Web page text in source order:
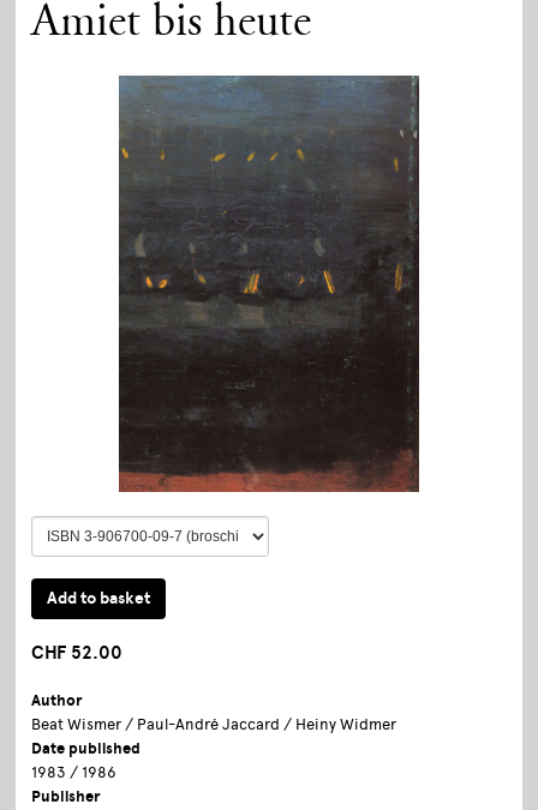
Amiet bis heute
CHF 52.00
Author
Beat Wismer / Paul-André Jaccard / Heiny Widmer
Date published
1983 / 1986
Publisher